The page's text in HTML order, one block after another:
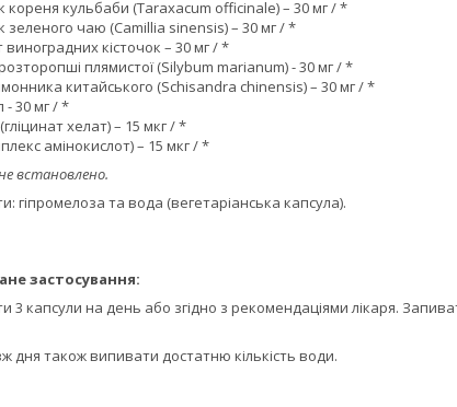
кульбаби (Taraxacum officinale) – 30 мг / *
чаю (Camillia sinensis) – 30 мг / *
виноградних кісточок – 30 мг / *
плямистої (Silybum marianum) - 30 мг / *
китайського (Schisandra chinensis) – 30 мг / *
- 30 мг / *
хелат) – 15 мкг / *
амінокислот) – 15 мкг / *
встановлено.
гіпромелоза та вода (вегетаріанська капсула).
застосування:
3 капсули на день або згідно з рекомендаціями лікаря.
дня також випивати достатню кількість води.